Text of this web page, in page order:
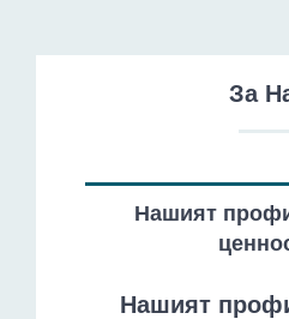
За
Нашият
Нашият